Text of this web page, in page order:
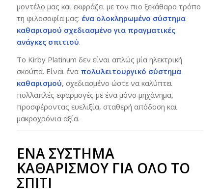
μοντέλο μας και εκφράζει με τον πιο ξεκάθαρο τρόπο
τη φιλοσοφία μας: ένα ολοκληρωμένο σύστημα
καθαρισμού σχεδιασμένο για πραγματικές
ανάγκες σπιτιού.
Το Kirby Platinum δεν είναι απλώς μία ηλεκτρική
σκούπα. Είναι ένα πολυλειτουργικό σύστημα
καθαρισμού, σχεδιασμένο ώστε να καλύπτει
πολλαπλές εφαρμογές με ένα μόνο μηχάνημα,
προσφέροντας ευελιξία, σταθερή απόδοση και
μακροχρόνια αξία.
ΈΝΑ ΣΎΣΤΗΜΑ
ΚΑΘΑΡΙΣΜΟΎ ΓΙΑ ΌΛΟ ΤΟ
ΣΠΊΤΙ